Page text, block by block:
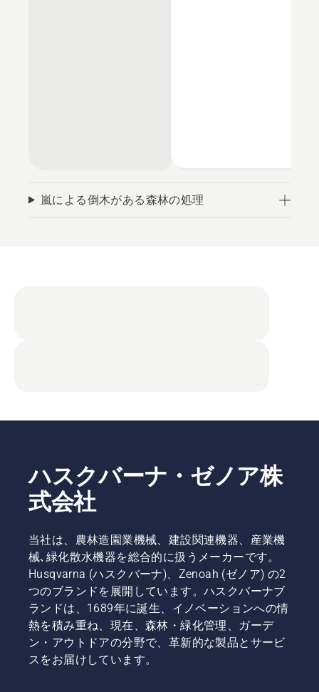
嵐による倒木がある森林の処理
ハスクバーナ・ゼノア株
式会社
当社は、農林造園業機械、建設関連機器、産業機
械､緑化散水機器を総合的に扱うメーカーです。
Husqvarna (ハスクバーナ)、Zenoah (ゼノア) の2
つのブランドを展開しています。ハスクバーナブ
ランドは、1689年に誕生、イノベーションへの情
熱を積み重ね、現在、森林・緑化管理、ガーデ
ン・アウトドアの分野で、革新的な製品とサービ
スをお届けしています。